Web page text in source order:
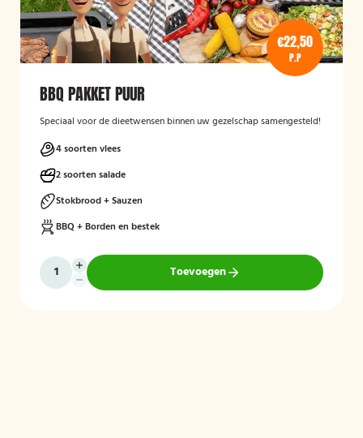
€22,50
P.P
BBQ PAKKET PUUR
Speciaal voor de dieetwensen binnen uw gezelschap samengesteld!
4 soorten vlees
2 soorten salade
Stokbrood + Sauzen
BBQ + Borden en bestek
Toevoegen